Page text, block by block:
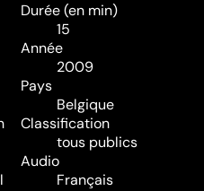
Durée (en min)
15
Année
2009
Pays
Belgique
Classification
tous publics
Audio
Français